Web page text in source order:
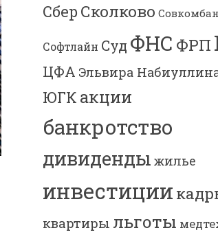
Сбер Сколково
Софтлайн Суд ФНС ФРП
ЦФА Эльвира
ЮГК акции
банкротство
дивиденды жилье
инвестиции
квартиры льготы